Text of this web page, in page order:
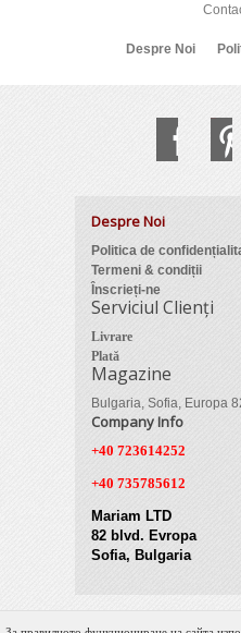
Despre Noi
Despre Noi
Politica de
Termeni & condiții
Înscrieți-ne
Serviciul Clienți
Livrare
Plată
Magazine
Bulgaria, Sofia, Europa
Company Info
+40 723614252
+40 735785612
Mariam LTD
82 blvd. Evropa
Sofia, Bulgaria